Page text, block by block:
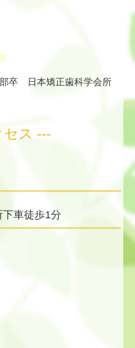
卒 日本矯正歯科学会所
セス ---
車徒歩1分